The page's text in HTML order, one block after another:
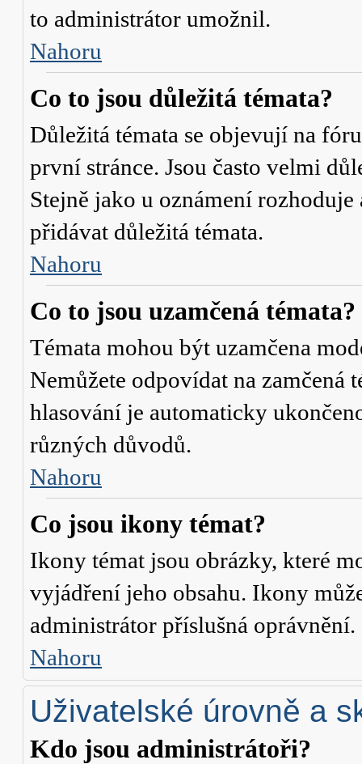
to administrátor umožnil.
Nahoru
Co to jsou důležitá témata?
Důležitá témata se objevují na
první stránce. Jsou často velmi
Stejně jako u oznámení
přidávat důležitá témata.
Nahoru
Co to jsou uzamčená témata?
Témata mohou být uzamčena
Nemůžete odpovídat na zamčená
hlasování je automaticky
různých důvodů.
Nahoru
Co jsou ikony témat?
Ikony témat jsou obrázky, které
vyjádření jeho obsahu. Ikony
administrátor příslušná oprávnění.
Nahoru
Uživatelské úrovně a
Kdo jsou administrátoři?